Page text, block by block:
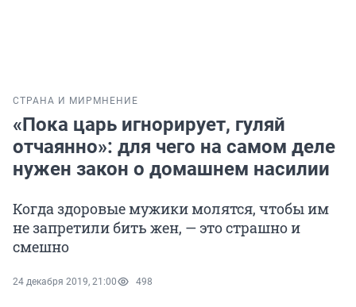
СТРАНА И МИР МНЕНИЕ
«Пока царь игнорирует, гуляй
отчаянно»: для чего на самом деле
нужен закон о домашнем насилии
Когда здоровые мужики молятся, чтобы им
не запретили бить жен, — это страшно и
смешно
24 декабря 2019, 21:00 498